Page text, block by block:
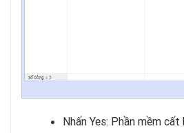
Nhấn Yes: Phần mềm